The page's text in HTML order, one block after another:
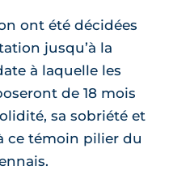
ont été décidées
jusqu’à la
à laquelle les
de 18 mois
sa sobriété et
ce témoin pilier du